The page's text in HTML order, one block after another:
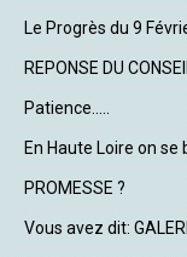
Le Progrès du 9
REPONSE DU
Patience.....
En Haute Loire on se
PROMESSE ?
Vous avez dit: